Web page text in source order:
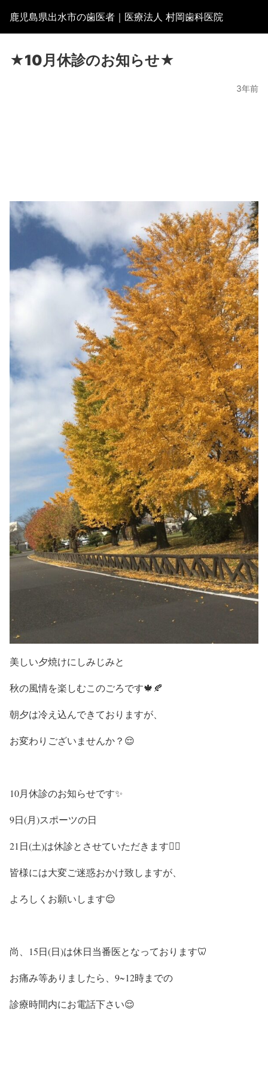
鹿児島県出水市の歯医者｜医療法人 村岡歯科医院
★10月休診のお知らせ★
3年前
美しい夕焼けにしみじみと
秋の風情を楽しむこのごろです🍁🍂
朝夕は冷え込んできておりますが、
お変わりございませんか？😌
10月休診のお知らせです✨
9日(月)スポーツの日
21日(土)は休診とさせていただきます🙇‍♀️
皆様には大変ご迷惑おかけ致しますが、
よろしくお願いします😌
尚、15日(日)は休日当番医となっております🦷
お痛み等ありましたら、9~12時までの
診療時間内にお電話下さい😌